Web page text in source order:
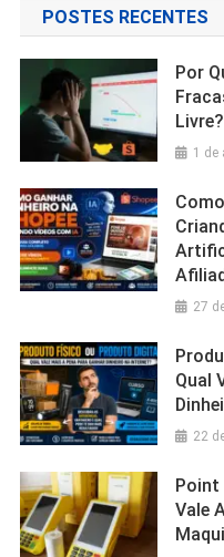
POSTES RECENTES
Por
Livre?
1 de
27
Qual
22
Point
Vale